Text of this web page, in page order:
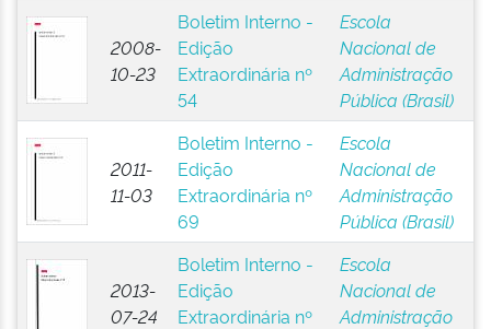
2008-
10-23
Boletim Interno -
Edição
Extraordinária nº
54
Escola
Nacional de
Administração
Pública (Brasil)
2011-
11-03
Boletim Interno -
Edição
Extraordinária nº
69
Escola
Nacional de
Administração
Pública (Brasil)
2013-
07-24
Boletim Interno -
Edição
Extraordinária nº
Escola
Nacional de
Administração